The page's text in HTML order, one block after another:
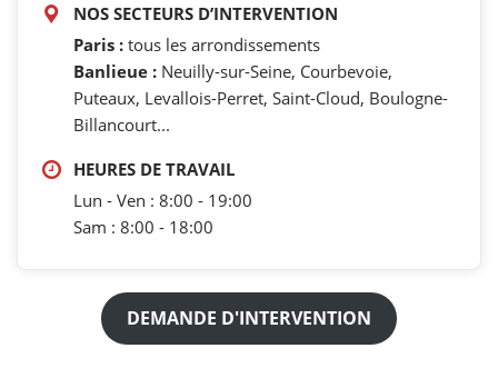
NOS SECTEURS D’INTERVENTION
Paris : tous les arrondissements
Banlieue : Neuilly-sur-Seine, Courbevoie,
Puteaux, Levallois-Perret, Saint-Cloud, Boulogne-
Billancourt...
HEURES DE TRAVAIL
Lun - Ven : 8:00 - 19:00
Sam : 8:00 - 18:00
DEMANDE D'INTERVENTION